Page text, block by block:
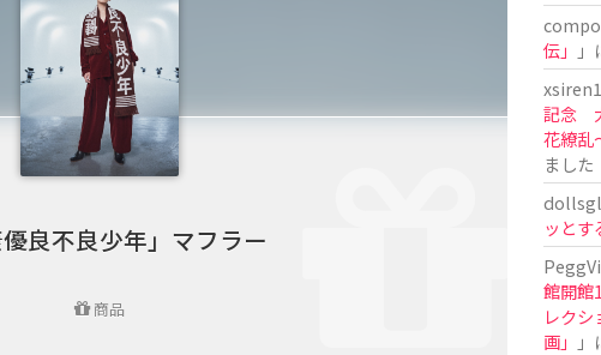
優良不良少年」マフラー
商品
伝」
記念
花繚乱
ました
dollsgl
ッとす
館開館
レク
画」